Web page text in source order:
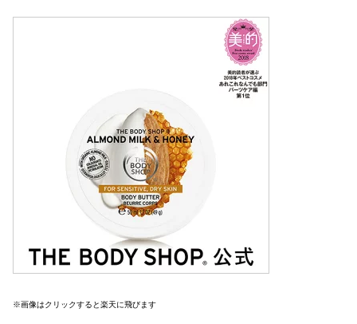
※画像はクリックすると楽天に飛びます